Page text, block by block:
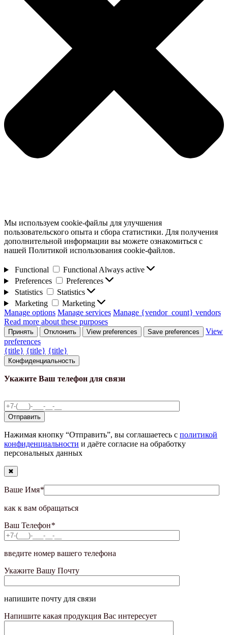
Мы используем cookie-файлы для улучшения
пользовательского опыта и сбора статистики. Для получения
дополнительной информации вы можете ознакомиться с
нашей Политикой использования cookie-файлов.
Functional Functional Always active
Preferences
Preferences
Statistics
Statistics
Marketing
Marketing
Manage options Manage services Manage {vendor_count} vendors
Read more about these purposes
Принять Отклонить View preferences Save preferences
View
preferences
{title} {title} {title}
Конфиденциальность
Укажите Ваш телефон для связи
Нажимая кнопку “Отправить”, вы соглашаетесь с политикой
конфиденциальности и даёте согласие на обработку
персональных данных
✖
Ваше Имя*
как к вам обращаться
Ваш Телефон*
введите номер вашего телефона
Укажите Вашу Почту
напишите почту для связи
Напишите какая продукция Вас интересует